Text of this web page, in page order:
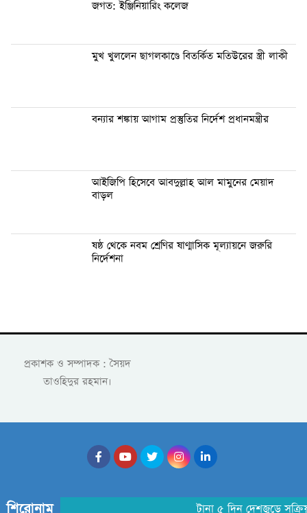
জগত: ইঞ্জিনিয়ারিং কলেজ
মুখ খুললেন ছাগলকাণ্ডে বিতর্কিত মতিউরের স্ত্রী লাকী
বন্যার শঙ্কায় আগাম প্রস্তুতির নির্দেশ প্রধানমন্ত্রীর
আইজিপি হিসেবে আবদুল্লাহ আল মামুনের মেয়াদ
বাড়ল
ষষ্ঠ থেকে নবম শ্রেণির ষাণ্মাসিক মূল্যায়নে জরুরি
নির্দেশনা
প্রকাশক ও সম্পাদক : সৈয়দ
তাওহিদুর রহমান।
শিরোনাম টানা ৫ দিন দেশজুড়ে